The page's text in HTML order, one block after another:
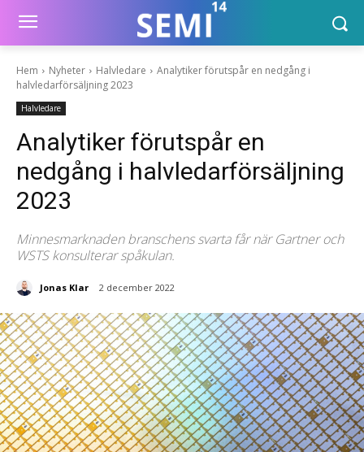
Hem Nyheter Halvledare
Analytiker förutspår en nedgång i
halvledarförsäljning 2023
Halvledare
Analytiker förutspår en
nedgång i halvledarförsäljning
2023
Minnesmarknaden branschens svarta får när Gartner och
WSTS konsulterar spåkulan.
Jonas Klar 2 december 2022